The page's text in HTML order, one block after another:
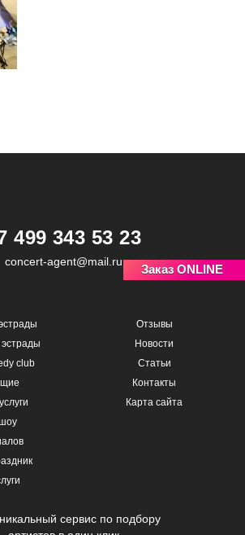
Заказ ONLINE
499 343 53 23
concert-agent@mail.ru
club
Отзывы
Новости
Статьи
Контакты
Карта сайта
сервис по подбору